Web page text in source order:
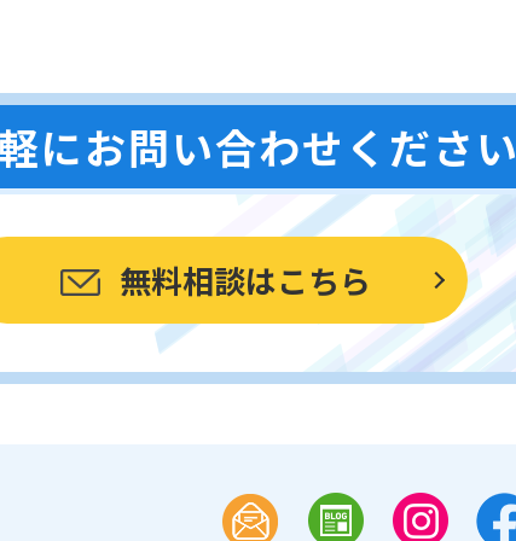
にお問い合わせください
無料相談はこちら